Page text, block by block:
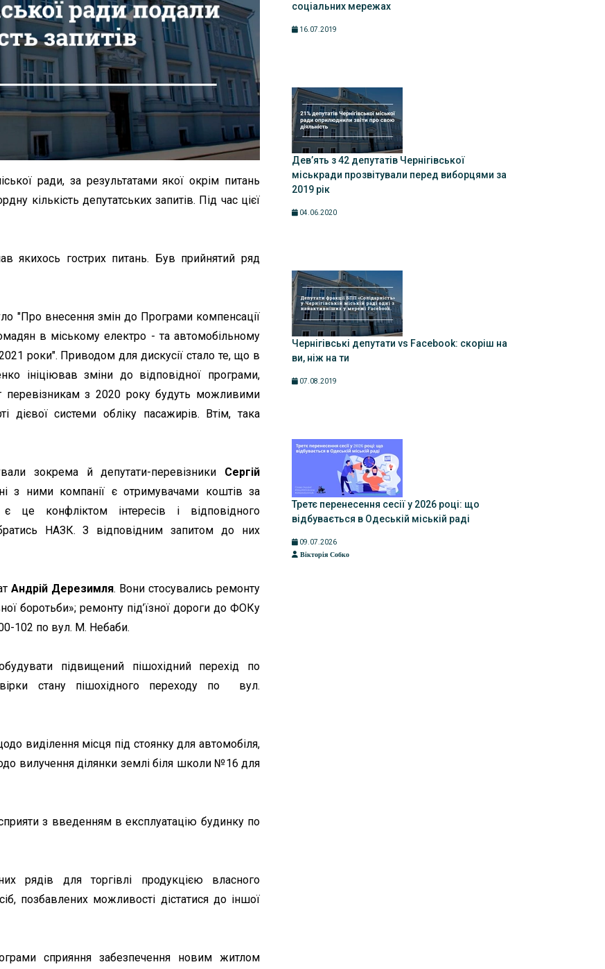
ради, за результатами якої окрім питань
кількість депутатських запитів. Під час цієї
якихось гострих питань. Був прийнятий ряд
"Про внесення змін до Програми компенсації
в міському електро - та автомобільному
роки". Приводом для дискусії стало те, що в
ініціював зміни до відповідної програми,
перевізникам з 2020 року будуть можливими
дієвої системи обліку пасажирів. Втім, така
зокрема й депутати-перевізники Сергій
з ними компанії є отримувачами коштів за
це конфліктом інтересів і відповідного
НАЗК. З відповідним запитом до них
Андрій Дерезимля. Вони стосувались ремонту
боротьби»; ремонту під’їзної дороги до ФОКу
102 по вул. М. Небаби.
підвищений пішохідний перехід по
стану пішохідного переходу по вул.
виділення місця під стоянку для автомобіля,
вилучення ділянки землі біля школи №16 для
з введенням в експлуатацію будинку по
рядів для торгівлі продукцією власного
позбавлених можливості дістатися до іншої
сприяння забезпечення новим житлом
соціальних мережах
16.07.2019
Дев’ять з 42 депутатів Чернігівської
міськради прозвітували перед виборцями за
2019 рік
04.06.2020
Чернігівські депутати vs Facebook: скоріш на
ви, ніж на ти
07.08.2019
Третє перенесення сесії у 2026 році: що
відбувається в Одеській міській раді
09.07.2026
Вікторія Собко